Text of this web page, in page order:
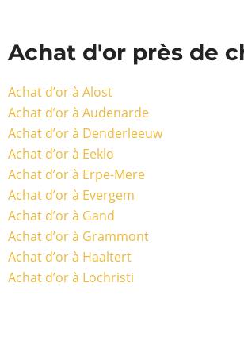
Achat d'or près de
Achat d’or à Alost
Achat d’or à Audenarde
Achat d’or à Denderleeuw
Achat d’or à Eeklo
Achat d’or à Erpe-Mere
Achat d’or à Evergem
Achat d’or à Gand
Achat d’or à Grammont
Achat d’or à Haaltert
Achat d’or à Lochristi